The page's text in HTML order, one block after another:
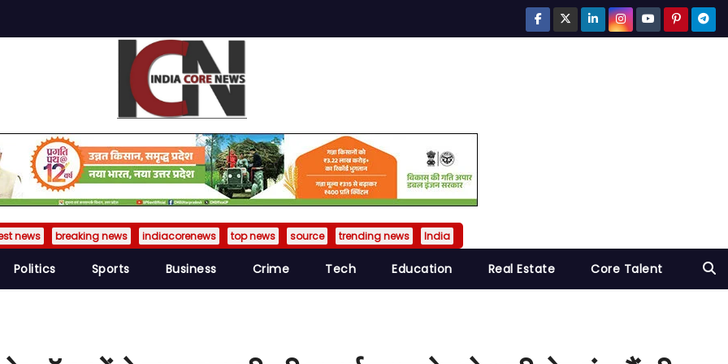
news breaking news indiacorenews top news source trending news India
Politics Sports Business Crime Tech Education Real Estate Core Talent